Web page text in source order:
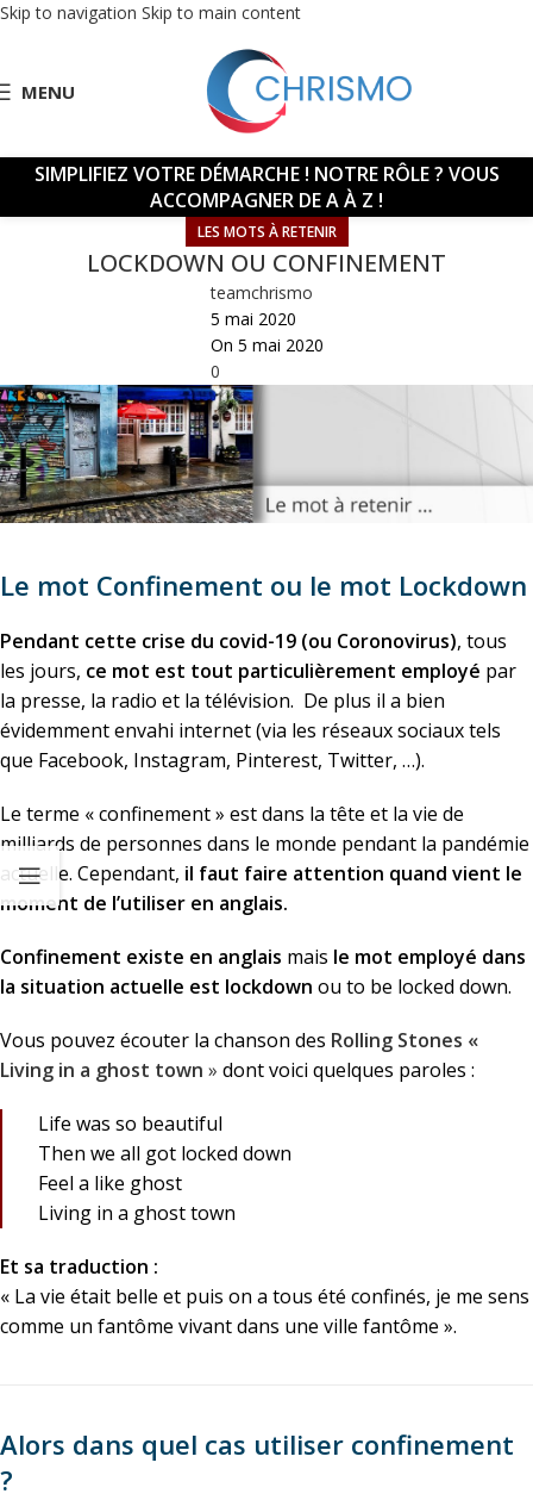
Skip to navigation Skip to main content
MENU
SIMPLIFIEZ VOTRE DÉMARCHE ! NOTRE RÔLE ? VOUS
ACCOMPAGNER DE A À Z !
LES MOTS À RETENIR
LOCKDOWN OU CONFINEMENT
teamchrismo
5 mai 2020
On 5 mai 2020
0
Le mot Confinement ou le mot Lockdown
Pendant cette crise du covid-19 (ou Coronovirus), tous
les jours, ce mot est tout particulièrement employé par
la presse, la radio et la télévision. De plus il a bien
évidemment envahi internet (via les réseaux sociaux tels
que Facebook, Instagram, Pinterest, Twitter, …).
Le terme « confinement » est dans la tête et la vie de
milliards de personnes dans le monde pendant la pandémie
actuelle. Cependant, il faut faire attention quand vient le
moment de l’utiliser en anglais.
Confinement existe en anglais mais le mot employé dans
la situation actuelle est lockdown ou to be locked down.
Vous pouvez écouter la chanson des Rolling Stones «
Living in a ghost town » dont voici quelques paroles :
Life was so beautiful
Then we all got locked down
Feel a like ghost
Living in a ghost town
Et sa traduction :
« La vie était belle et puis on a tous été confinés, je me sens
comme un fantôme vivant dans une ville fantôme ».
Alors dans quel cas utiliser confinement
?